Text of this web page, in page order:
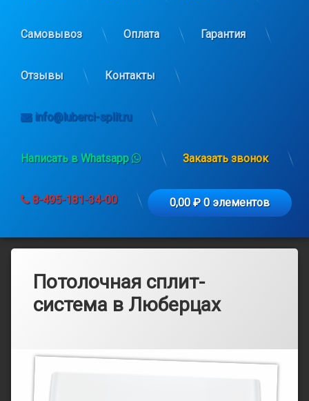
Самовывоз Оплата Гарантия
Отзывы Контакты
info@luberci-split.ru
Написать в Whatsapp Заказать звонок
8-495-181-34-00 0,00 ₽0 элементов
Потолочная сплит-
система в Люберцах